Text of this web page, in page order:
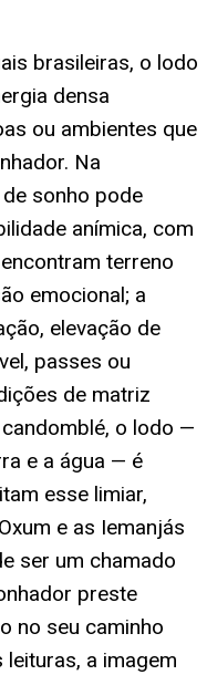
brasileiras, o lodo
densa
ou ambientes que
Na
sonho pode
anímica, com
terreno
emocional; a
elevação de
passes ou
de matriz
o lodo —
e a água — é
esse limiar,
e as Iemanjás
ser um chamado
preste
no seu caminho
a imagem